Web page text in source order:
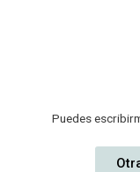
Puedes